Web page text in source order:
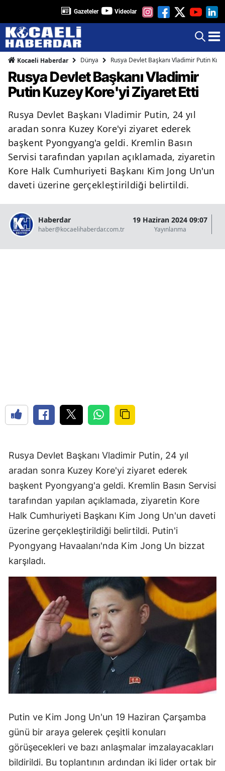
Gazeteler Videolar
Kocaeli Haberdar Dünya Rusya Devlet Başkanı Vladimir Putin
Rusya Devlet Başkanı Vladimir
Putin Kuzey Kore'yi Ziyaret Etti
Rusya Devlet Başkanı Vladimir Putin, 24 yıl
aradan sonra Kuzey Kore'yi ziyaret ederek
başkent Pyongyang'a geldi. Kremlin Basın
Servisi tarafından yapılan açıklamada, ziyaretin
Kore Halk Cumhuriyeti Başkanı Kim Jong Un'un
daveti üzerine gerçekleştirildiği belirtildi.
Haberdar
haber@kocaelihaberdar.com.tr
19 Haziran 2024 09:07
Yayınlanma
Rusya Devlet Başkanı Vladimir Putin, 24 yıl
aradan sonra Kuzey Kore'yi ziyaret ederek
başkent Pyongyang'a geldi. Kremlin Basın Servisi
tarafından yapılan açıklamada, ziyaretin Kore
Halk Cumhuriyeti Başkanı Kim Jong Un'un daveti
üzerine gerçekleştirildiği belirtildi. Putin'i
Pyongyang Havaalanı'nda Kim Jong Un bizzat
karşıladı.
Putin ve Kim Jong Un'un 19 Haziran Çarşamba
günü bir araya gelerek çeşitli konuları
görüşecekleri ve bazı anlaşmalar imzalayacakları
bildirildi. Bu toplantının ardından iki lider ortak bir